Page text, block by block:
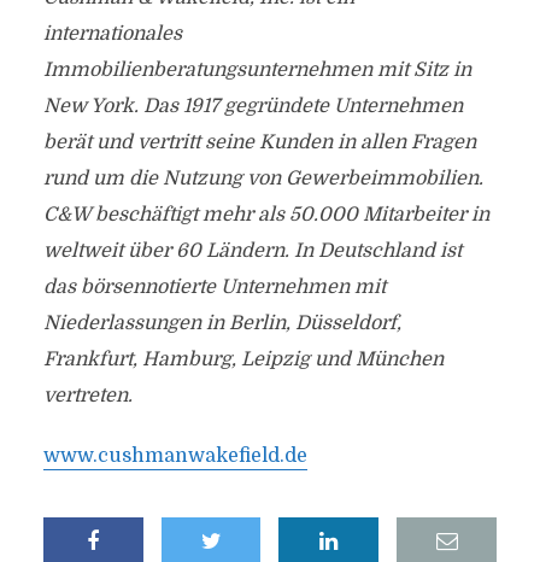
internationales
Immobilienberatungsunternehmen mit Sitz in
New York. Das 1917 gegründete Unternehmen
berät und vertritt seine Kunden in allen Fragen
rund um die Nutzung von Gewerbeimmobilien.
C&W beschäftigt mehr als 50.000 Mitarbeiter in
weltweit über 60 Ländern. In Deutschland ist
das börsennotierte Unternehmen mit
Niederlassungen in Berlin, Düsseldorf,
Frankfurt, Hamburg, Leipzig und München
vertreten.
www.cushmanwakefield.de